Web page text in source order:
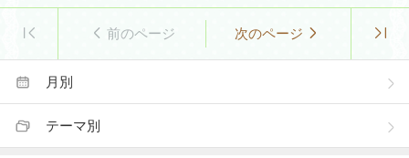
前のページ 次のページ
月別
テーマ別